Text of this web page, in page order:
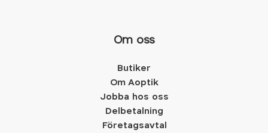
Om oss
Butiker
Om Aoptik
Jobba hos oss
Delbetalning
Företagsavtal